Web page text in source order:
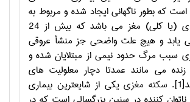
که بطور ناگهانی ایجاد شده و مربوط به
عملکرد ناحیه ای (یا کلی) مغز می باشد که بیش از 24
یابد و هیچ علت واضحی جز منشأ عروقی
سبب مرگ حدود نیمی از مبتلایان شده و
می مانند عمدتا دچار معلولیت های
سکته مغزی یکی از شایعترین بیماری